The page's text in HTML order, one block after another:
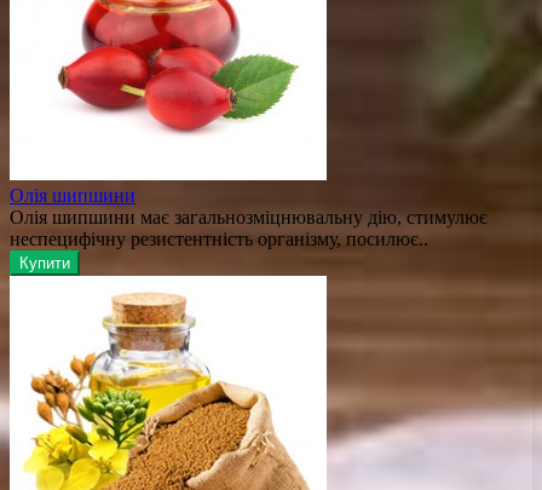
Олія шипшини
Олія шипшини має загальнозміцнювальну дію, стимулює
неспецифічну резистентність організму, посилює..
Купити